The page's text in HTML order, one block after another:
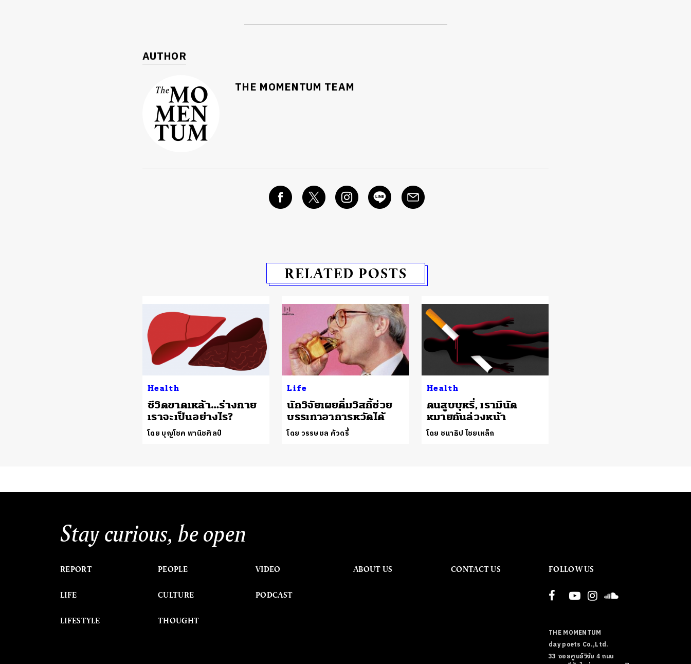
AUTHOR
THE MOMENTUM TEAM
RELATED POSTS
Health
ชีวิตขาดเหล้า…ร่างกาย
เราจะเป็นอย่างไร?
โดย บุญโชค พานิชศิลป์
Life
นักวิจัยเผยดื่มวิสกี้ช่วย
บรรเทาอาการหวัดได้
โดย วรรษชล คัวดรี้
Health
คนสูบบุหรี่, เรามีนัด
หมายกันล่วงหน้า
โดย ชนาธิป ไชยเหล็ก
Stay curious, be open
REPORT
LIFE
LIFESTYLE
PEOPLE
CULTURE
THOUGHT
VIDEO
PODCAST
ABOUT US CONTACT US FOLLOW US
THE MOMENTUM
day poets Co.,Ltd.
33 ซอยศูนย์วิจัย 4 ถนน